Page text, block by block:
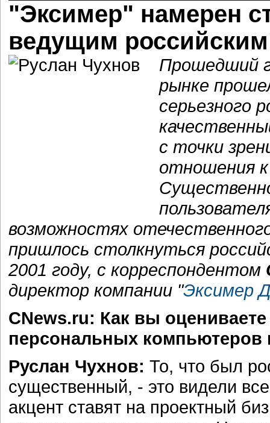
"Эксимер" намерен
ведущим
Прошедший
рынке
серьезного
с точки
отношения
возможностях
пришлось столкнуться
2001 году, с корреспондентом
директор компании "Эксимер
CNews.ru: Как вы
персональных компьютеров
Руслан Чухнов: То, что был
существенный, - это видели
акцент ставят на проектный